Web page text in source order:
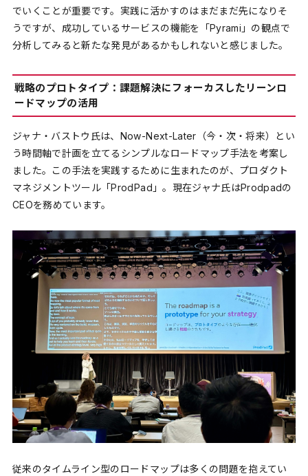
でいくことが重要です。実践に活かすのはまだまだ先になりそ
うですが、成功しているサービスの機能を「Pyrami」の観点で
分析してみると新たな発見があるかもしれないと感じました。
戦略のプロトタイプ：課題解決にフォーカスしたリーンロ
ードマップの活用
ジャナ・バストウ氏は、Now-Next-Later（今・次・将来）とい
う時間軸で計画を立てるシンプルなロードマップ手法を考案し
ました。この手法を実践するために生まれたのが、プロダクト
マネジメントツール「ProdPad」。現在ジャナ氏はProdpadの
CEOを務めています。
従来のタイムライン型のロードマップは多くの問題を抱えてい